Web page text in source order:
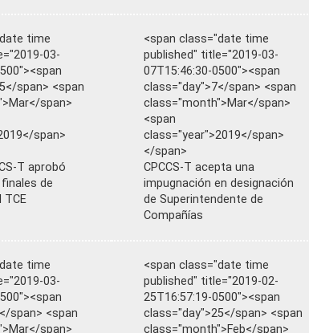
time
03-
span> <span
span>
span>
T aprobó
de
<span class="date time
published" title="2019-03-
07T15:46:30-0500"><span
class="day">7</span> <span
class="month">Mar</span>
<span
class="year">2019</span>
</span>
CPCCS-T acepta una
impugnación en designación
de Superintendente de
Compañías
time
03-
span> <span
span>
<span class="date time
published" title="2019-02-
25T16:57:19-0500"><span
class="day">25</span> <span
class="month">Feb</span>